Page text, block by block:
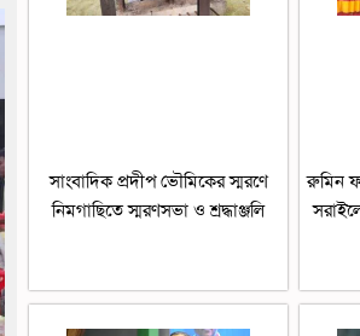
সাংবাদিক প্রদীপ ভৌমিকের স্মরণে
নিমগাছিতে স্মরণসভা ও শ্রদ্ধাঞ্জলি
রুমিন